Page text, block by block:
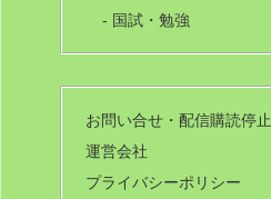
- 国試・勉強
お問い合せ・配信購読停止
運営会社
プライバシーポリシー